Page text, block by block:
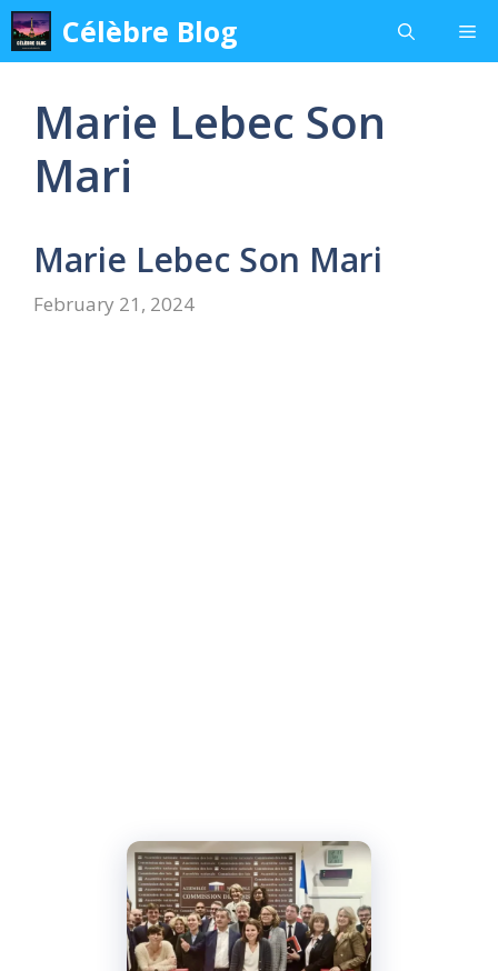
Skip
to
content
Célèbre Blog
Marie Lebec Son
Mari
Marie Lebec Son Mari
February 21, 2024